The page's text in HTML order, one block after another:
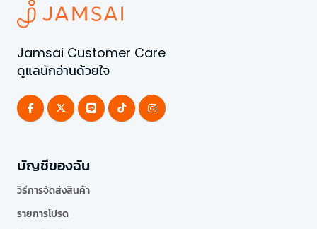
Jamsai Customer Care
ดูแลนักอ่านด้วยใจ
บัญชีของฉัน
วิธีการจัดส่งสินค้า
รายการโปรด